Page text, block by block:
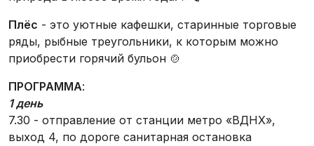
Плёс - это уютные кафешки, старинные торговые
ряды, рыбные треугольники, к которым можно
приобрести горячий бульон 🍲
ПРОГРАММА:
1 день
7.30 - отправление от станции метро «ВДНХ»,
выход 4, по дороге санитарная остановка